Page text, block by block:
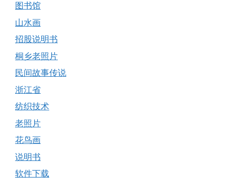
图书馆
山水画
招股说明书
桐乡老照片
民间故事传说
浙江省
纺织技术
老照片
花鸟画
说明书
软件下载